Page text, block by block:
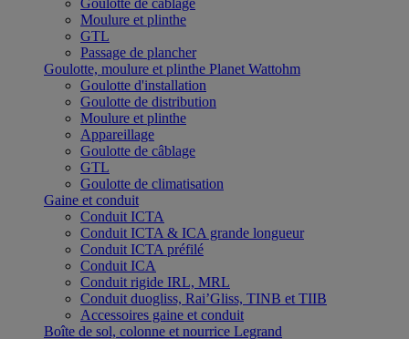
Goulotte de câblage
Moulure et plinthe
GTL
Passage de plancher
Goulotte, moulure et plinthe Planet Wattohm
Goulotte d'installation
Goulotte de distribution
Moulure et plinthe
Appareillage
Goulotte de câblage
GTL
Goulotte de climatisation
Gaine et conduit
Conduit ICTA
Conduit ICTA & ICA grande longueur
Conduit ICTA préfilé
Conduit ICA
Conduit rigide IRL, MRL
Conduit duogliss, Rai’Gliss, TINB et TIIB
Accessoires gaine et conduit
Boîte de sol, colonne et nourrice Legrand